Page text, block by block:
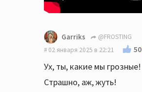
Garriks
@FROSTING
02 января 2025 в 22:21
50
Ух, ты, какие мы грозные!
Страшно, аж, жуть!